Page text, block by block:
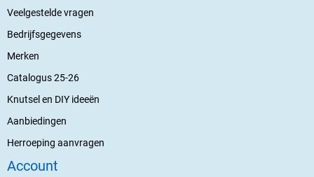
Veelgestelde vragen
Bedrijfsgegevens
Merken
Catalogus 25-26
Knutsel en DIY ideeën
Aanbiedingen
Herroeping aanvragen
Account